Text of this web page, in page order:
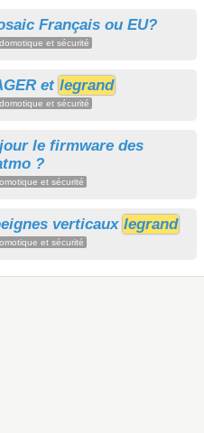
Français ou EU?
et sécurité
et legrand
et sécurité
le firmware des
?
et sécurité
verticaux legrand
et sécurité